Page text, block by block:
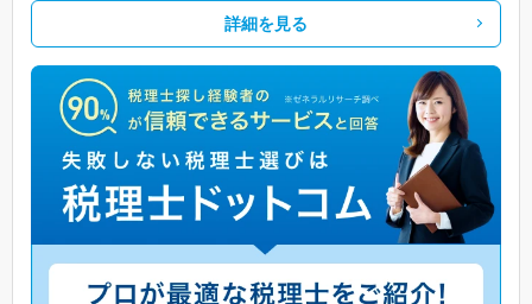
詳細を見る